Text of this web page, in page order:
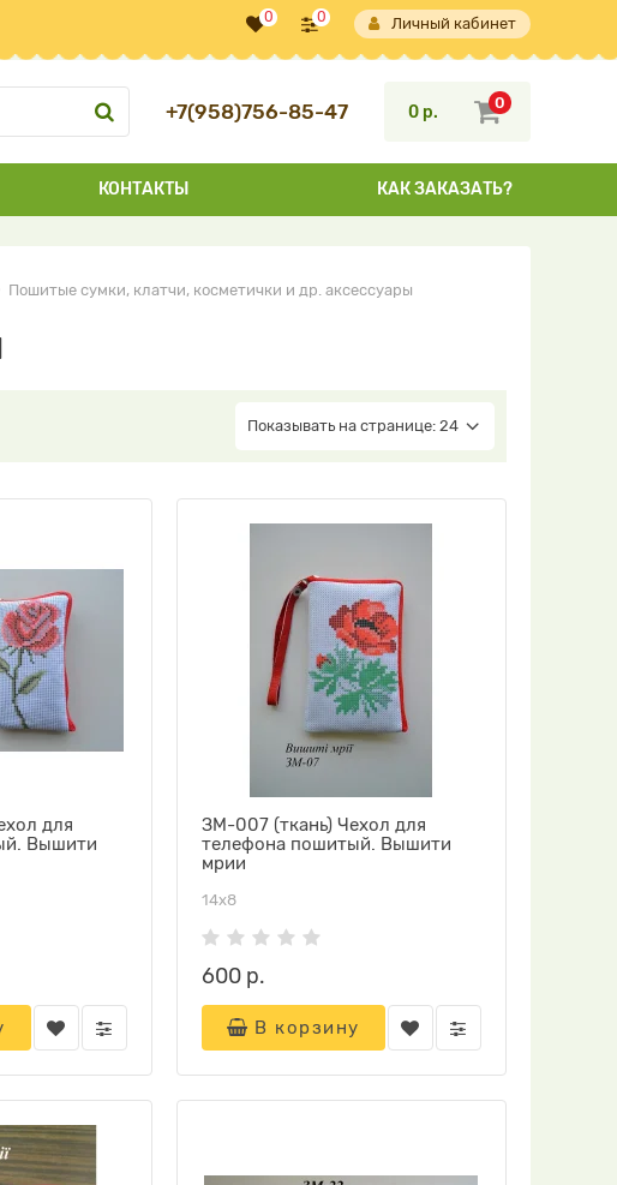
0 0 Личный кабинет
+7(958)756-85-47 0
0 р.
КОНТАКТЫ КАК ЗАКАЗАТЬ?
Пошитые сумки, клатчи, косметички и др. аксессуары
Показывать на странице: 24
для
Вышити
ЗМ-007 (ткань) Чехол для
телефона пошитый. Вышити
мрии
14х8
600 р.
В корзину